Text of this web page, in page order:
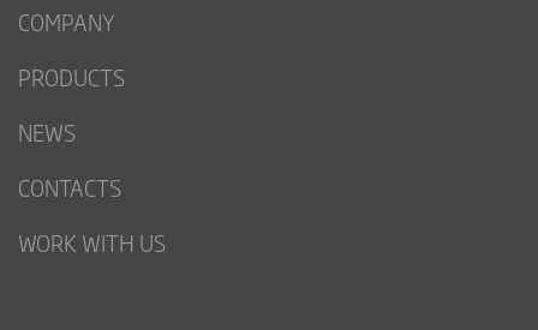
COMPANY
PRODUCTS
NEWS
CONTACTS
WORK WITH US